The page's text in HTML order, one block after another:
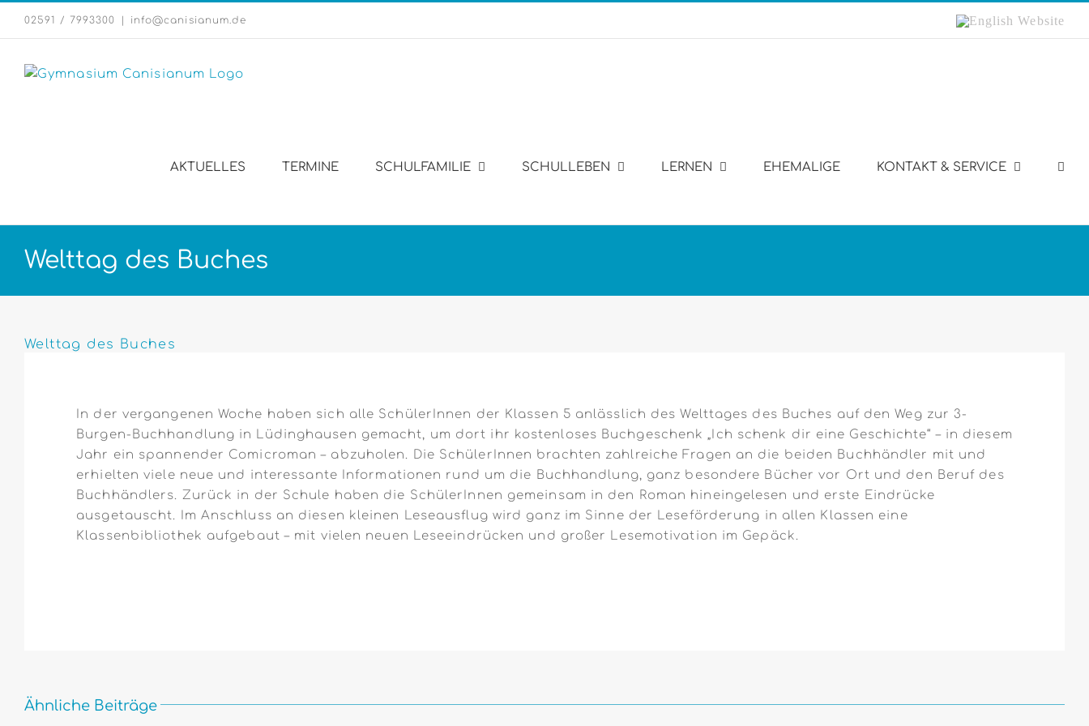
02591 / 7993300 info@canisianum.de
English
AKTUELLES TERMINE SCHULFAMILIE SCHULLEBEN LERNEN EHEMALIGE KONTAKT & SERVICE
Welttag des Buches
grösseres
Welttag des Buches
In der vergangenen Woche haben sich alle SchülerInnen der Klassen 5 anlässlich des Welttages des Buches auf den Weg zur 3-
Burgen-Buchhandlung in Lüdinghausen gemacht, um dort ihr kostenloses Buchgeschenk „Ich schenk dir eine Geschichte“ – in diesem
Jahr ein spannender Comicroman – abzuholen. Die SchülerInnen brachten zahlreiche Fragen an die beiden Buchhändler mit und
erhielten viele neue und interessante Informationen rund um die Buchhandlung, ganz besondere Bücher vor Ort und den Beruf des
Buchhändlers. Zurück in der Schule haben die SchülerInnen gemeinsam in den Roman hineingelesen und erste Eindrücke
ausgetauscht. Im Anschluss an diesen kleinen Leseausflug wird ganz im Sinne der Leseförderung in allen Klassen eine
Klassenbibliothek aufgebaut – mit vielen neuen Leseeindrücken und großer Lesemotivation im Gepäck.
Ähnliche Beiträge